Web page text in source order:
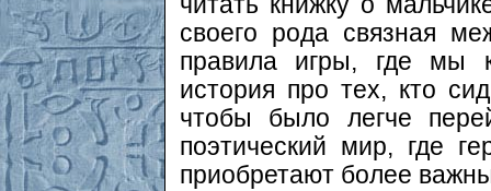
своего рода связная
правила игры, где мы
история про тех, кто
чтобы было легче
поэтический мир, где
приобретают более